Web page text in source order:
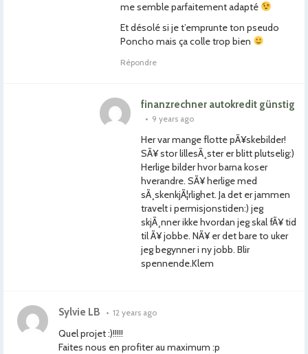
me semble parfaitement adapté
Et désolé si je t’emprunte ton pseudo
Poncho mais ça colle trop bien
Répondre
finanzrechner autokredit günstig
• 9 years ago
Her var mange flotte pÃ¥skebilder!
SÃ¥ stor lillesÃ¸ster er blitt plutselig:)
Herlige bilder hvor barna koser
hverandre. SÃ¥ herlige med
sÃ¸skenkjÃ¦rlighet. Ja det er jammen
travelt i permisjonstiden:) jeg
skjÃ¸nner ikke hvordan jeg skal fÃ¥ tid
til Ã¥ jobbe. NÃ¥ er det bare to uker
jeg begynner i ny jobb. Blir
spennende.Klem
Sylvie LB • 12 years ago
Quel projet :)!!!!!
Faites nous en profiter au maximum :p